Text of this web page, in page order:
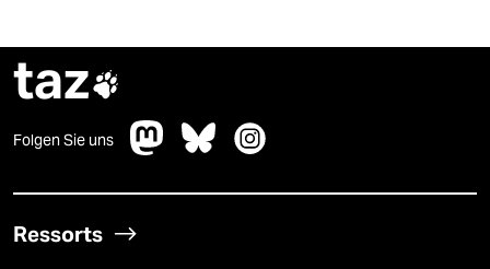
taz
Folgen Sie uns
Ressorts